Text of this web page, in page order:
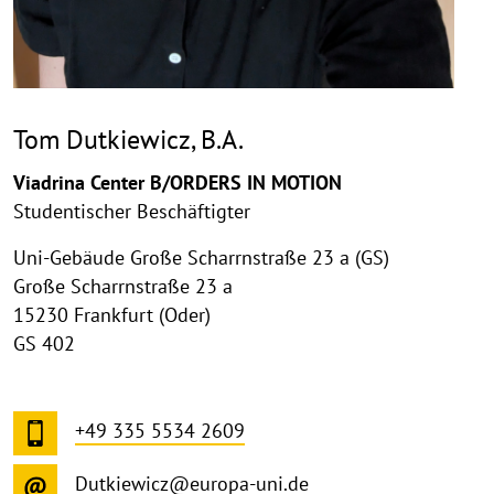
Tom Dutkiewicz, B.A.
Viadrina Center B/ORDERS IN MOTION
Studentischer Beschäftigter
Uni-Gebäude Große Scharrnstraße 23 a (GS)
Große Scharrnstraße 23 a
15230 Frankfurt (Oder)
GS 402
+49 335 5534 2609
Dutkiewicz@europa-uni.de